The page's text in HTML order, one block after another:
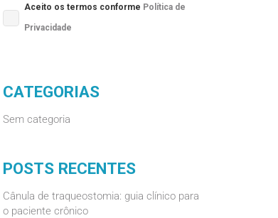
Aceito os termos conforme Política de
Privacidade
CATEGORIAS
Sem categoria
POSTS RECENTES
Cânula de traqueostomia: guia clínico para
o paciente crônico